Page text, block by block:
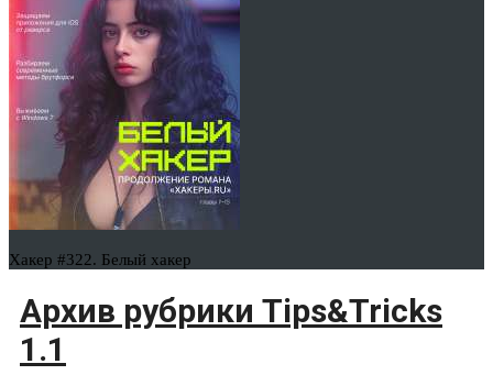
Хакер #322. Белый хакер
Архив рубрики Tips&Tricks
1.1